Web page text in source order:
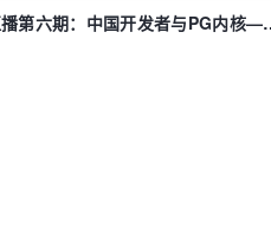
第六期：中国开发者与PG内核